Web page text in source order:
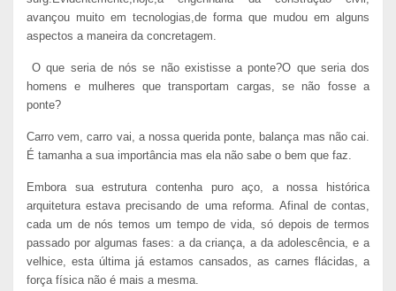
avançou muito em tecnologias,de forma que mudou em alguns
aspectos a maneira da concretagem.
O que seria de nós se não existisse a ponte?O que seria dos
homens e mulheres que transportam cargas, se não fosse a
ponte?
Carro vem, carro vai, a nossa querida ponte, balança mas não cai.
É tamanha a sua importância mas ela não sabe o bem que faz.
Embora sua estrutura contenha puro aço, a nossa histórica
arquitetura estava precisando de uma reforma. Afinal de contas,
cada um de nós temos um tempo de vida, só depois de termos
passado por algumas fases: a da criança, a da adolescência, e a
velhice, esta última já estamos cansados, as carnes flácidas, a
força física não é mais a mesma.